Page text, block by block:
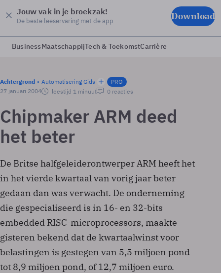
Jouw vak in je broekzak!
De beste leeservaring met de app Download
BusinessMaatschappijTech & ToekomstCarrière
Achtergrond Automatisering Gids
PRO
27 januari 2004
leestijd 1 minuut 0 reacties
Chipmaker ARM deed
het beter
De Britse halfgeleiderontwerper ARM heeft het
in het vierde kwartaal van vorig jaar beter
gedaan dan was verwacht. De onderneming
die gespecialiseerd is in 16- en 32-bits
embedded RISC-microprocessors, maakte
gisteren bekend dat de kwartaalwinst voor
belastingen is gestegen van 5,5 miljoen pond
tot 8,9 miljoen pond, of 12,7 miljoen euro.